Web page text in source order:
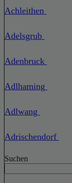
Achleithen
Adelsgrub
Adenbruck
Adlhaming
Adlwang
Adrischendorf
Suchen